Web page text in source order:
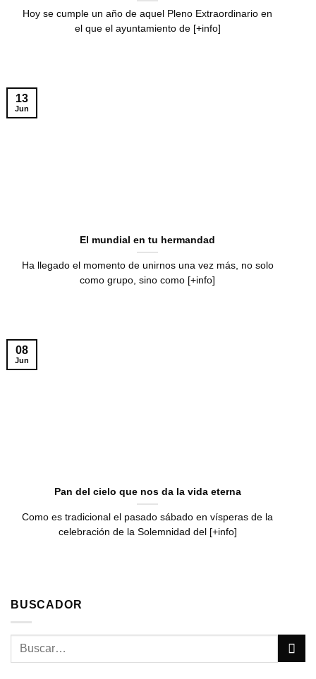
Hoy se cumple un año de aquel Pleno Extraordinario en
el que el ayuntamiento de [+info]
El mundial en tu hermandad
Ha llegado el momento de unirnos una vez más, no solo
como grupo, sino como [+info]
13
Jun
Pan del cielo que nos da la vida eterna
Como es tradicional el pasado sábado en vísperas de la
celebración de la Solemnidad del [+info]
08
Jun
BUSCADOR